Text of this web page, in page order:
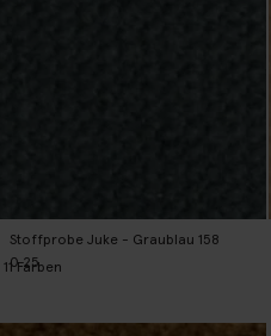
Stoffprobe Juke - Graublau 158
0.25
11Farben